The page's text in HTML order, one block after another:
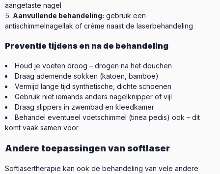
aangetaste nagel
Aanvullende behandeling: gebruik een
antischimmelnagellak of crème naast de laserbehandeling
Preventie tijdens en na de behandeling
Houd je voeten droog – drogen na het douchen
Draag ademende sokken (katoen, bamboe)
Vermijd lange tijd synthetische, dichte schoenen
Gebruik niet iemands anders nagelknipper of vijl
Draag slippers in zwembad en kleedkamer
Behandel eventueel voetschimmel (tinea pedis) ook – dit
komt vaak samen voor
Andere toepassingen van softlaser
Softlasertherapie kan ook de behandeling van vele andere